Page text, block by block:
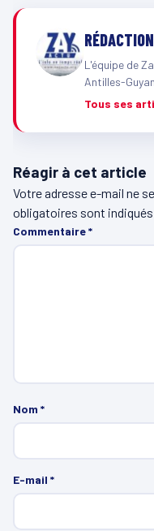
L'équipe de
Antilles-
Tous ses
Réagir à cet article
Votre adresse e-mail ne
obligatoires sont
Commentaire*
Nom *
E-mail *